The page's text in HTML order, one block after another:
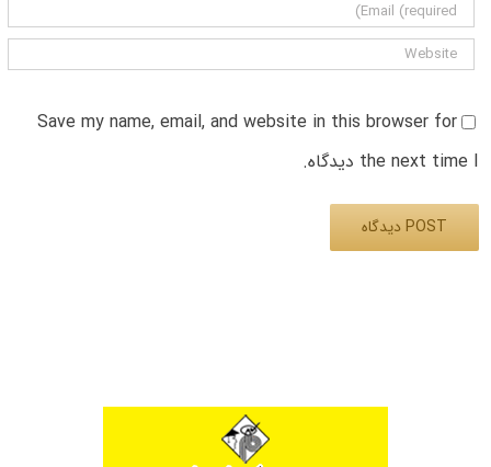
Save my name, email, and website in this browser for
the next time I دیدگاه.